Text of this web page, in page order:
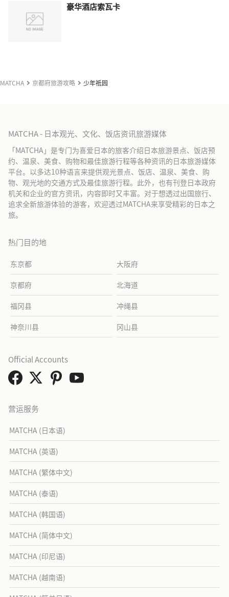
豪华酒店索瓦卡
MATCHA 京都府旅游攻略 少年祗园
MATCHA - 日本观光、文化、饭店资讯旅游媒体
「MATCHA」是专门为喜爱日本的旅客介绍日本旅游景点、饭店预
约、温泉、美食、购物和最佳旅游行程等各种资讯的日本旅游媒体
平台。以多达10种语言来提供观光景点、饭店、温泉、美食、购
物、观光地的交通方式及最佳旅游行程。此外，也有刊登日本政府
机关和企业的官方资讯，内容即时又丰富。对于想透过出国旅行、
追求全新旅游体验的游客，欢迎透过MATCHA来享受精彩的日本之
旅。
热门目的地
东京都 大阪府
京都府 北海道
福冈县 冲绳县
神奈川县 冈山县
营运服务
MATCHA (日本语)
MATCHA (英语)
MATCHA (繁体中文)
MATCHA (泰语)
MATCHA (韩国语)
MATCHA (简体中文)
MATCHA (印尼语)
MATCHA (越南语)
Official Accounts